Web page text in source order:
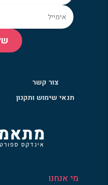
צור קשר
תנאי שימוש ותקנון
מי אנחנו